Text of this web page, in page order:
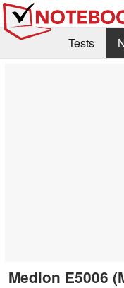
Tests
Medion E5006